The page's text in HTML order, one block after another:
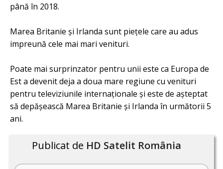
până în 2018.
Marea Britanie și Irlanda sunt piețele care au adus
impreună cele mai mari venituri.
Poate mai surprinzator pentru unii este ca Europa de
Est a devenit deja a doua mare regiune cu venituri
pentru televiziunile internaționale și este de așteptat
să depășească Marea Britanie și Irlanda în următorii 5
ani.
Publicat de HD Satelit România